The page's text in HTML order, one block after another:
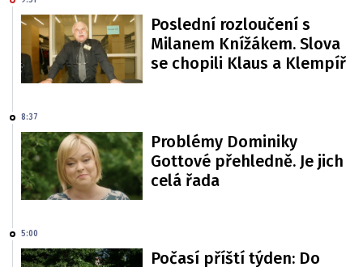
Poslední rozloučení s
Milanem Knížákem. Slova
se chopili Klaus a Klempíř
8:37
Problémy Dominiky
Gottové přehledně. Je jich
celá řada
5:00
Počasí příští týden: Do